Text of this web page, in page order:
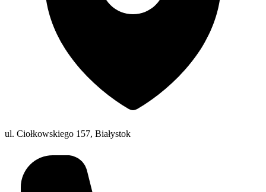
ul. Ciołkowskiego 157, Białystok